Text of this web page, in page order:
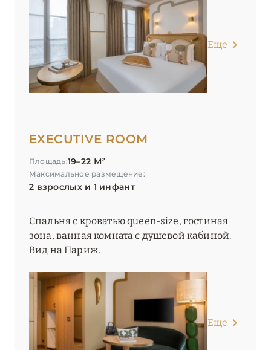
Maison Albar – Le Diamond
Maison Albar – Le Pont-Neuf
Maison Albar- Le Champs-Elysées
Maison Barrière Vendôme
Maison Boissière – BARNES Residences
Norman Hôtel & Spa
Ritz Paris
Saint James Paris
Shangri-La, Paris
The Peninsula Paris
Еще
EXECUTIVE ROOM
Площадь:19–22 М²
Максимальное размещение:
2 взрослых и 1 инфант
Спальня с кроватью queen-size, гостиная
зона, ванная комната с душевой кабиной.
Вид на Париж.
Еще